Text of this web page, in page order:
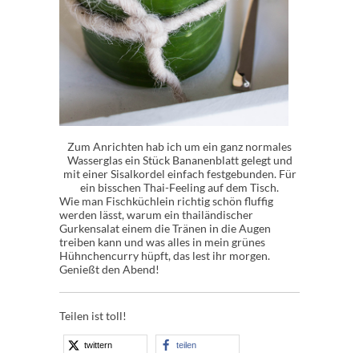
Zum Anrichten hab ich um ein ganz normales
Wasserglas ein Stück Bananenblatt gelegt und
mit einer Sisalkordel einfach festgebunden. Für
ein bisschen Thai-Feeling auf dem Tisch.
Wie man Fischküchlein richtig schön fluffig
werden lässt, warum ein thailändischer
Gurkensalat einem die Tränen in die Augen
treiben kann und was alles in mein grünes
Hühnchencurry hüpft, das lest ihr morgen.
Genießt den Abend!
Teilen ist toll!
twittern teilen